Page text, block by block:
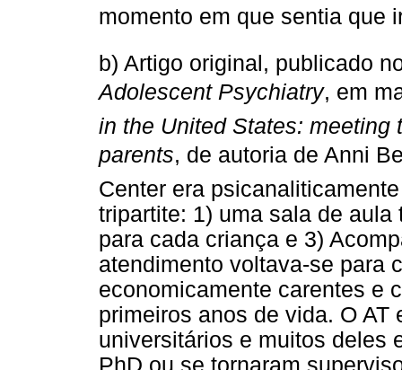
momento em que sentia que
b) Artigo original, publicado
Adolescent Psychiatry, em
in the United States: meeting
parents, de autoria de Anni
Center era
tripartite: 1) uma sala de
para cada criança e 3)
atendimento voltava-se para
economicamente carentes e
primeiros anos de vida. O
universitários e muitos deles
PhD ou se tornaram